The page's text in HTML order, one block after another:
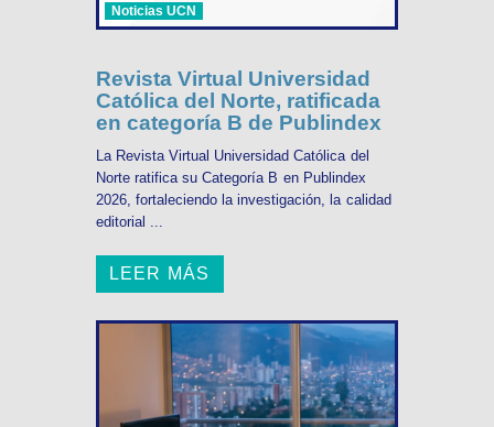
Noticias UCN
Revista Virtual Universidad
Católica del Norte, ratificada
en categoría B de Publindex
La Revista Virtual Universidad Católica del
Norte ratifica su Categoría B en Publindex
2026, fortaleciendo la investigación, la calidad
editorial ...
LEER MÁS